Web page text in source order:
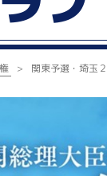
関東予選・埼玉２